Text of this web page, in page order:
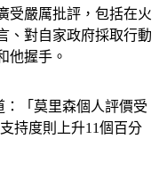
受嚴厲批評，包括在火
、對自家政府採取行動
他握手。
：「莫里森個人評價受
持度則上升11個百分